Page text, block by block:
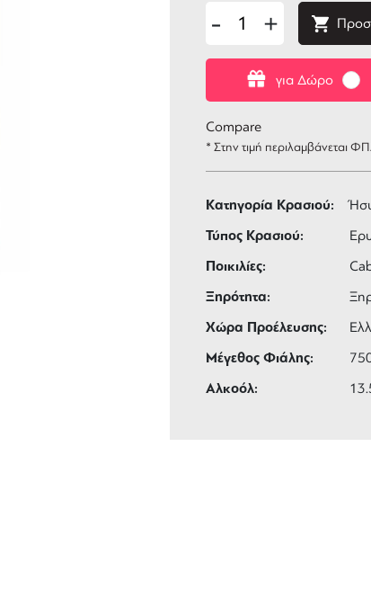
για Δώρο
- +
Compare
* Στην τιμή περιλαμβάνεται
Κατηγορία Κρασιού:
Τύπος Κρασιού:
Ποικιλίες:
Ξηρότητα:
Χώρα Προέλευσης:
Μέγεθος Φιάλης:
Αλκοόλ: